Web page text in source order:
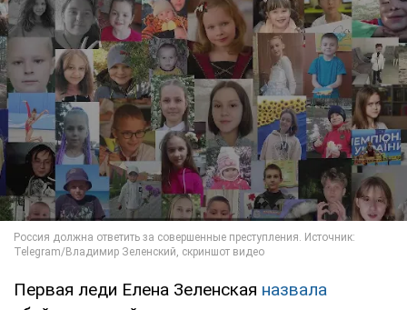
Первая леди Елена Зеленская назвала